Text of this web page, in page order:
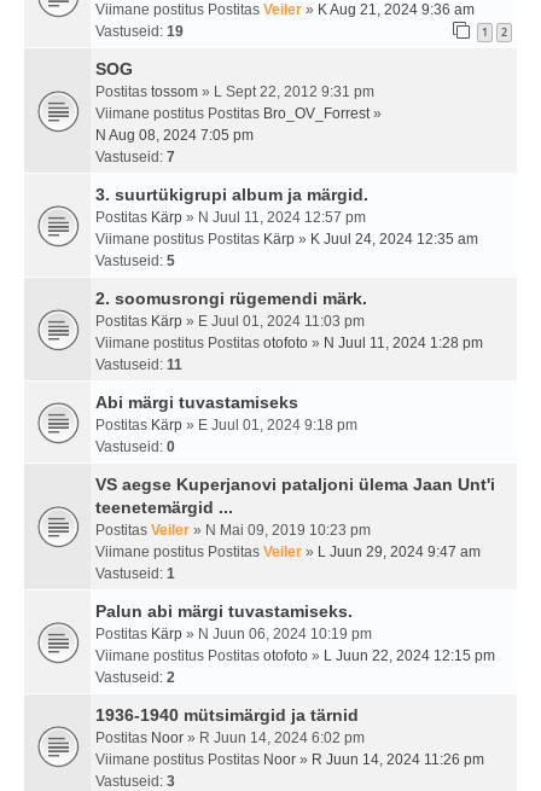
Viimane postitus Postitas Veiler » K Aug 21, 2024 9:36 am
Vastuseid: 19 1 2
SOG
Postitas tossom » L Sept 22, 2012 9:31 pm
Viimane postitus Postitas Bro_OV_Forrest»
N Aug 08, 2024 7:05 pm
Vastuseid: 7
3. suurtükigrupi album ja märgid.
Postitas Kärp » N Juul 11, 2024 12:57 pm
Viimane postitus Postitas Kärp » K Juul 24, 2024 12:35 am
Vastuseid: 5
2. soomusrongi rügemendi märk.
Postitas Kärp » E Juul 01, 2024 11:03 pm
Viimane postitus Postitas otofoto » N Juul 11, 2024 1:28 pm
Vastuseid: 11
Abi märgi tuvastamiseks
Postitas Kärp » E Juul 01, 2024 9:18 pm
Vastuseid: 0
VS aegse Kuperjanovi pataljoni ülema Jaan Unt'i
teenetemärgid ...
Postitas Veiler » N Mai 09, 2019 10:23 pm
Viimane postitus Postitas Veiler » L Juun 29, 2024 9:47 am
Vastuseid: 1
Palun abi märgi tuvastamiseks.
Postitas Kärp » N Juun 06, 2024 10:19 pm
Viimane postitus Postitas otofoto » L Juun 22, 2024 12:15 pm
Vastuseid: 2
1936-1940 mütsimärgid ja tärnid
Postitas Noor » R Juun 14, 2024 6:02 pm
Viimane postitus Postitas Noor » R Juun 14, 2024 11:26 pm
Vastuseid: 3